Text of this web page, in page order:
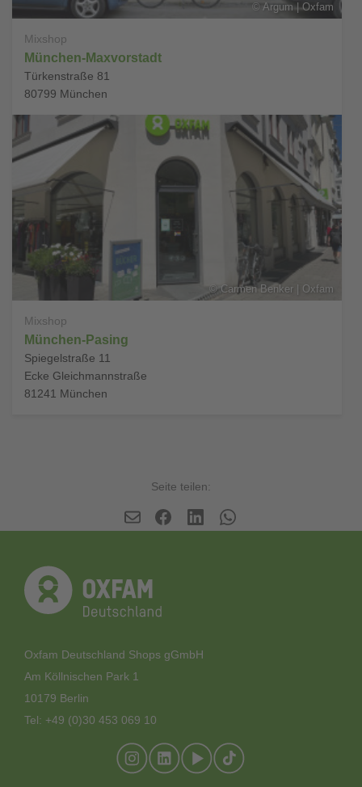
© Argum | Oxfam
Mixshop
München-Maxvorstadt
Türkenstraße 81
80799 München
©Carmen Benker | Oxfam
Mixshop
München-Pasing
Spiegelstraße 11
Ecke Gleichmannstraße
81241 München
Seite teilen:
Oxfam Deutschland Shops gGmbH
Am Köllnischen Park 1
10179 Berlin
Tel: +49 (0)30 453 069 10